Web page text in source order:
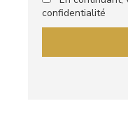
confidentialité